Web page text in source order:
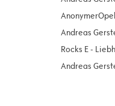
Andreas
Rocks E -
Andreas